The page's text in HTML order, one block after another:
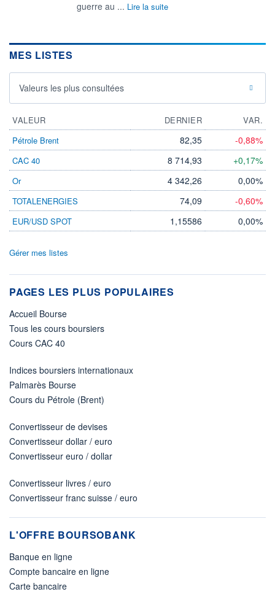
guerre au ... Lire la suite
MES LISTES
Valeurs les plus consultées
VALEUR DERNIER
VAR.
Pétrole Brent
82,35 -0,88%
CAC 40 8 714,93 +0,17%
Or 4 342,26 0,00%
TOTALENERGIES 74,09 -0,60%
EUR/USD SPOT 1,15586 0,00%
Gérer mes listes
PAGES LES PLUS POPULAIRES
Accueil Bourse
Tous les cours boursiers
Cours CAC 40
Indices boursiers internationaux
Palmarès Bourse
Cours du Pétrole (Brent)
Convertisseur de devises
Convertisseur dollar / euro
Convertisseur euro / dollar
Convertisseur livres / euro
Convertisseur franc suisse / euro
L'OFFRE BOURSOBANK
Banque en ligne
Compte bancaire en ligne
Carte bancaire